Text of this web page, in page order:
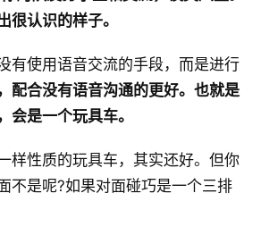
很认识的样子。
有使用语音交流的手段，而是进行
配合没有语音沟通的更好。也就是
会是一个玩具车。
样性质的玩具车，其实还好。但你
不是呢?如果对面碰巧是一个三排